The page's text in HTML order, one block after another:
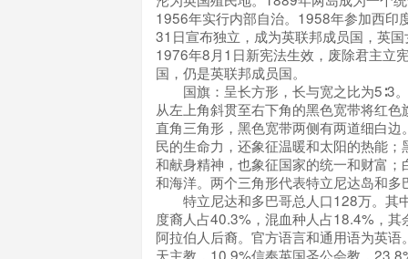
1956年实行内部自治。1958年参加西印
31日宣布独立，成为英联邦成员国，英
1976年8月1日新宪法生效，废除君主立
国，仍是英联邦成员国。
国旗：呈长方形，长与宽之比为5∶3
从左上角斜贯至右下角的黑色宽带将红
直角三角形，黑色宽带两侧有两道细白边
民的生命力，还象征温暖和太阳的热能
和献身精神，也象征国家的统一和财富；
和海洋。两个三角形代表特立尼达岛和多
特立尼达和多巴哥总人口128万。其
度裔人占40.3%，混血种人占18.4%，其
阿拉伯人后裔。官方语言和通用语为英
天主教，10.9%信奉英国圣公会教，